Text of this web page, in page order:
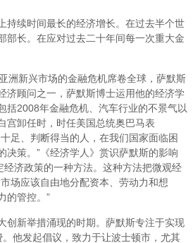
续时间最长的经济增长。在过去半个世
部长。在应对过去二十年间每一次重大金
新兴市场的金融危机席卷全球，萨默斯
济顾问之一，萨默斯博士运用他的经济学
括2008年金融危机、汽车行业的不景气以
宫卸任时，时任美国总统奥巴马表
足、判断得当的人，在我们国家面临困
策。”《经济学人》赏识萨默斯的影响
经济政策的一种方法。这种方法把微观经
场应该自由地分配资本、劳动力和想
的管控。”
新举措涌现的时期。萨默斯专注于实现
他发起倡议，致力于让波士顿市，尤其